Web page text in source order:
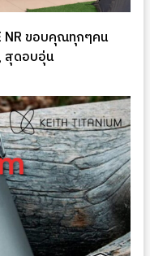
NR ขอบคุณทุกๆคน
สุดอบอุ่น